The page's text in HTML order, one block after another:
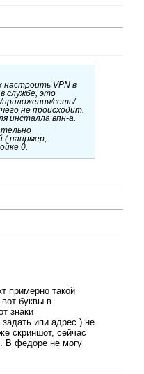
VPN в
службе, это
приложения/сеть/
не происходит.
инсталла впн-а.
( напрмер,
0.
примерно такой
буквы в
знаки
ипи адрес ) не
скриншот, сейчас
В федоре не могу